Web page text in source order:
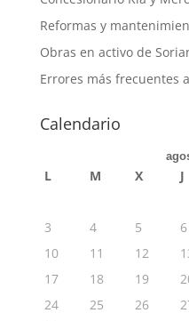
Reformas y
Obras en activo de
Errores más frecuentes
Calendario
L M X J
3
4 5 6
10
11 12
17
18 19
24
25 26